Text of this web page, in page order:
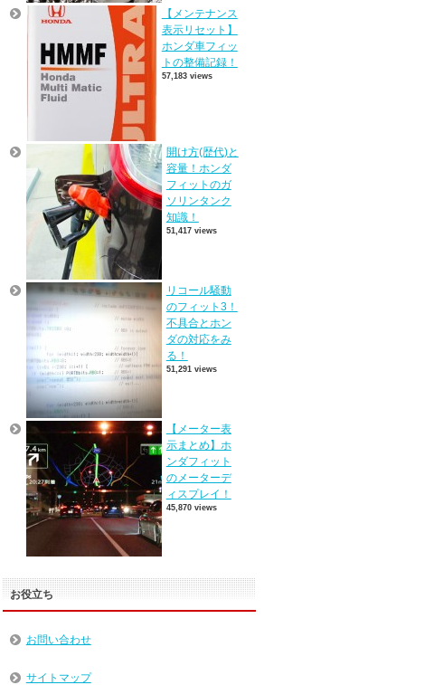
【メンテナンス
表示リセット】
ホンダ車フィッ
トの整備記録！
57,183 views
開け方(歴代)と
容量！ホンダ
フィットのガ
ソリンタンク
知識！
51,417 views
リコール騒動
のフィット3！
不具合とホン
ダの対応をみ
る！
51,291 views
【メーター表
示まとめ】ホ
ンダフィット
のメーターデ
ィスプレイ！
45,870 views
お役立ち
お問い合わせ
サイトマップ